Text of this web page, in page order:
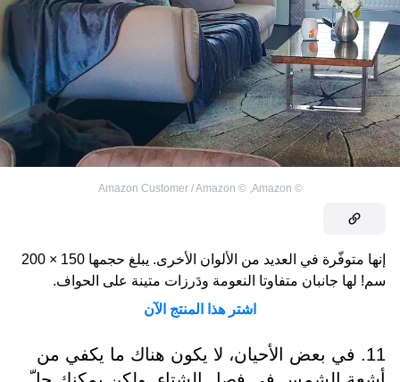
©
Amazon
,
©
Amazon Customer / Amazon
إنها متوفّرة في العديد من الألوان الأخرى. يبلغ حجمها 150 × 200
سم! لها جانبان متفاوتا النعومة ودَرزات متينة على الحواف.
اشتر هذا المنتج الآن
11. في بعض الأحيان، لا يكون هناك ما يكفي من